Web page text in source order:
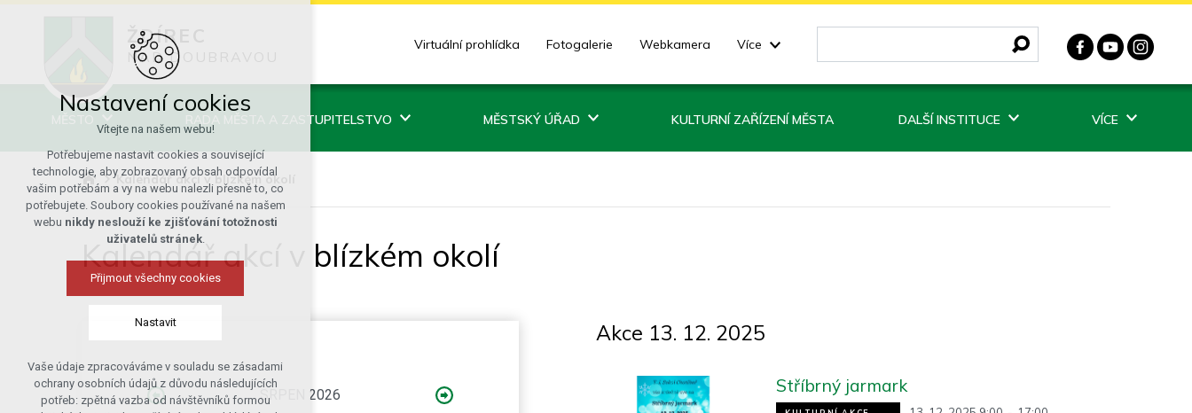
ŽDÍREC
NAD DOUBRAVOU
Virtuální prohlídka Fotogalerie Webkamera Více
RADA MĚSTA A ZASTUPITELSTVO MĚSTSKÝ ÚŘAD KULTURNÍ ZAŘÍZENÍ MĚSTA DALŠÍ INSTITUCE VÍCE
Kalendář akcí v blízkém okolí
Kalendář akcí v blízkém okolí
SRPEN 2026
Akce 13. 12. 2025
Stříbrný jarmark
Nastavení cookies
Vítejte na našem webu!
Potřebujeme nastavit cookies a související
technologie, aby zobrazovaný obsah odpovídal
vašim potřebám a vy na webu nalezli přesně to, co
potřebujete. Soubory cookies používané na našem
webu nikdy neslouží ke zjišťování totožnosti
uživatelů stránek.
Přijmout všechny cookies
Nastavit
Technická cookies
nutná pro provozování webu
Vaše údaje zpracováváme v souladu se zásadami
ochrany osobních údajů z důvodu následujících
potřeb: zpětná vazba od návštěvníků formou